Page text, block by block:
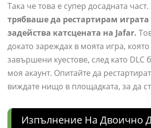
Така че това е супер досадната част.
трябваше да рестартирам играта
задейства катсцената на Jafar.
докато зареждах в моята игра,
завършени куестове, след като DLC
моя акаунт. Опитайте да
виждате нищо в площадката, за да
Изпълнение На Двоично